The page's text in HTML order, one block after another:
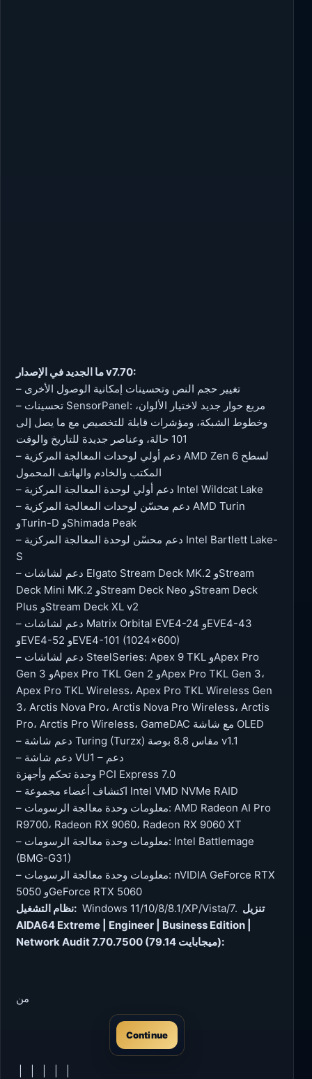
ما الجديد في الإصدار v7.70:
– تغيير حجم النص وتحسينات إمكانية الوصول الأخرى
– تحسينات SensorPanel: مربع حوار جديد لاختيار الألوان،
وخطوط الشبكة، ومؤشرات قابلة للتخصيص مع ما يصل إلى
101 حالة، وعناصر جديدة للتاريخ والوقت
– دعم أولي لوحدات المعالجة المركزية AMD Zen 6 لسطح
المكتب والخادم والهاتف المحمول
– دعم أولي لوحدة المعالجة المركزية Intel Wildcat Lake
– دعم محسّن لوحدات المعالجة المركزية AMD Turin
وTurin-D وShimada Peak
– دعم محسّن لوحدة المعالجة المركزية Intel Bartlett Lake-
S
– دعم لشاشات Elgato Stream Deck MK.2 وStream
Deck Mini MK.2 وStream Deck Neo وStream Deck
Plus وStream Deck XL v2
– دعم لشاشات Matrix Orbital EVE4-24 وEVE4-43
وEVE4-52 وEVE4-101 (1024×600)
– دعم لشاشات SteelSeries: Apex 9 TKL وApex Pro
Gen 3 وApex Pro TKL Gen 2 وApex Pro TKL Gen 3،
Apex Pro TKL Wireless، Apex Pro TKL Wireless Gen
3، Arctis Nova Pro، Arctis Nova Pro Wireless، Arctis
Pro، Arctis Pro Wireless، GameDAC مع شاشة OLED
– دعم شاشة Turing (Turzx) مقاس 8.8 بوصة v1.1
– دعم شاشة VU1 – دعم
وحدة تحكم وأجهزة PCI Express 7.0
– اكتشاف أعضاء مجموعة Intel VMD NVMe RAID
– معلومات وحدة معالجة الرسومات: AMD Radeon AI Pro
R9700، Radeon RX 9060، Radeon RX 9060 XT
– معلومات وحدة معالجة الرسومات: Intel Battlemage
(BMG-G31)
– معلومات وحدة معالجة الرسومات: nVIDIA GeForce RTX
5050 وGeForce RTX 5060
نظام التشغيل: Windows 11/10/8/8.1/XP/Vista/7.
AIDA64 Extreme | Engineer | Business Edition |
Network Audit 7.70.7500 (79.14 ميجابايت):
Continue